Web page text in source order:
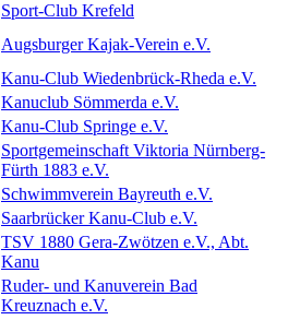
Sport-Club Krefeld
Augsburger Kajak-Verein e.V.
Kanu-Club Wiedenbrück-Rheda e.V.
Kanuclub Sömmerda e.V.
Kanu-Club Springe e.V.
Sportgemeinschaft Viktoria Nürnberg-
Fürth 1883 e.V.
Schwimmverein Bayreuth e.V.
Saarbrücker Kanu-Club e.V.
TSV 1880 Gera-Zwötzen e.V., Abt.
Kanu
Ruder- und Kanuverein Bad
Kreuznach e.V.